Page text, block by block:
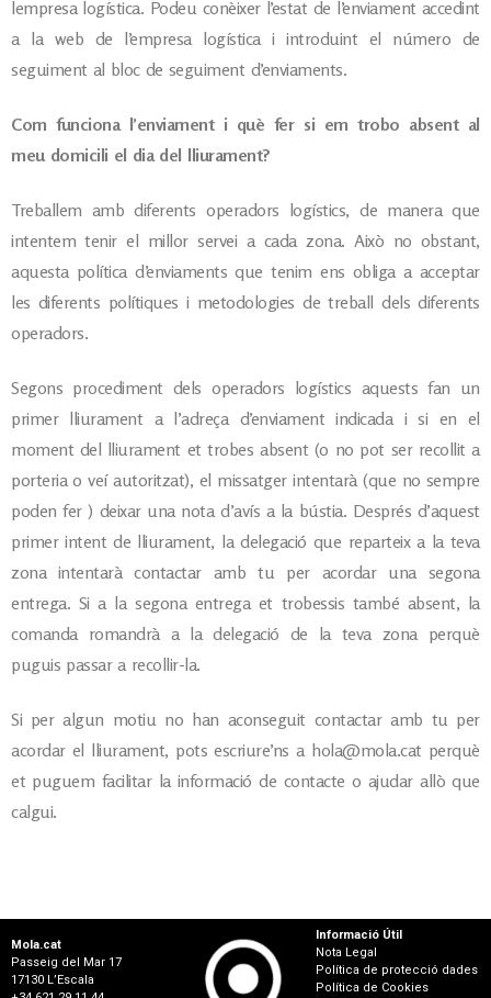
lempresa logística. Podeu conèixer l’estat de l’enviament accedint
a la web de l’empresa logística i introduint el número de
seguiment al bloc de seguiment d’enviaments.
Com funciona l’enviament i què fer si em trobo absent al
meu domicili el dia del lliurament?
Treballem amb diferents operadors logístics, de manera que
intentem tenir el millor servei a cada zona. Això no obstant,
aquesta política d’enviaments que tenim ens obliga a acceptar
les diferents polítiques i metodologies de treball dels diferents
operadors.
Segons procediment dels operadors logístics aquests fan un
primer lliurament a l’adreça d’enviament indicada i si en el
moment del lliurament et trobes absent (o no pot ser recollit a
porteria o veí autoritzat), el missatger intentarà (que no sempre
poden fer ) deixar una nota d’avís a la bústia. Després d’aquest
primer intent de lliurament, la delegació que reparteix a la teva
zona intentarà contactar amb tu per acordar una segona
entrega. Si a la segona entrega et trobessis també absent, la
comanda romandrà a la delegació de la teva zona perquè
puguis passar a recollir-la.
Si per algun motiu no han aconseguit contactar amb tu per
acordar el lliurament, pots escriure’ns a hola@mola.cat perquè
et puguem facilitar la informació de contacte o ajudar allò que
calgui.
Mola.cat
Passeig del Mar 17
17130 L’Escala
Informació Útil
Nota Legal
Política de protecció dades
Política de Cookies